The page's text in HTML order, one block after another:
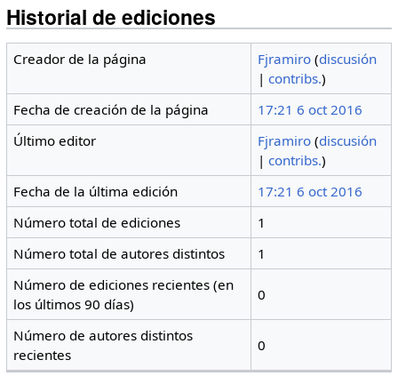
Historial de ediciones
Creador de la página Fjramiro (discusión
|contribs.)
Fecha de creación de la página
17:21 6 oct 2016
Último editor
Fjramiro (discusión
|contribs.)
Fecha de la última edición
17:21 6 oct 2016
Número total de ediciones
1
Número total de autores distintos
1
Número de ediciones recientes (en
los últimos 90 días)
0
Número de autores distintos
recientes
0